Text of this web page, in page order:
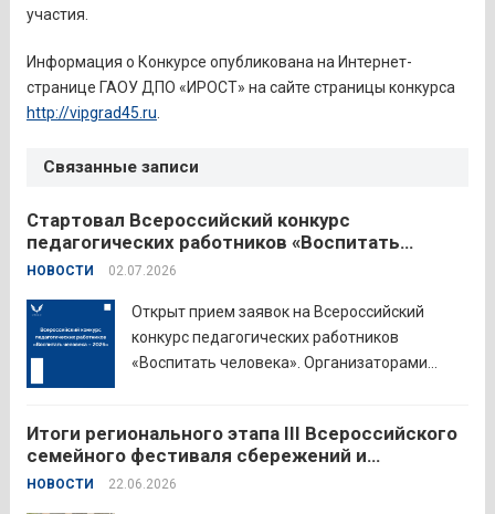
участия.
Информация о Конкурсе опубликована на Интернет-
странице ГАОУ ДПО «ИРОСТ» на сайте страницы конкурса
http://vipgrad45.ru
Связанные записи
Стартовал Всероссийский конкурс
педагогических работников «Воспитать
человека – 2026»
НОВОСТИ 02.07.2026
Открыт прием заявок на Всероссийский
конкурс педагогических работников
«Воспитать человека». Организаторами
Институт изучения детства, семьи и
воспитания и Российский детско-юношеский
центр. Прием заявок пройдет до 26 июля
Итоги регионального этапа III Всероссийского
семейного фестиваля сбережений и
инвестиций
НОВОСТИ 22.06.2026